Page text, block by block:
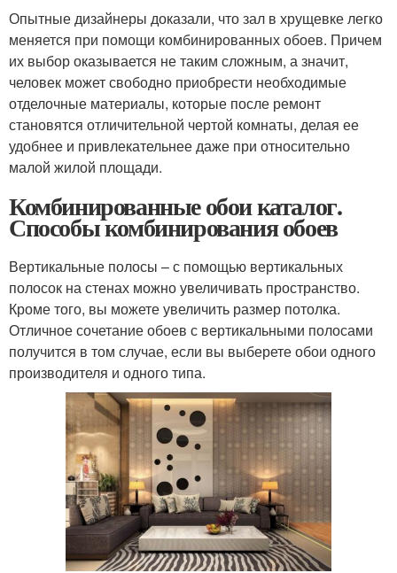
Опытные дизайнеры доказали, что зал в хрущевке легко
меняется при помощи комбинированных обоев. Причем
их выбор оказывается не таким сложным, а значит,
человек может свободно приобрести необходимые
отделочные материалы, которые после ремонт
становятся отличительной чертой комнаты, делая ее
удобнее и привлекательнее даже при относительно
малой жилой площади.
Комбинированные обои каталог.
Способы комбинирования обоев
Вертикальные полосы – с помощью вертикальных
полосок на стенах можно увеличивать пространство.
Кроме того, вы можете увеличить размер потолка.
Отличное сочетание обоев с вертикальными полосами
получится в том случае, если вы выберете обои одного
производителя и одного типа.